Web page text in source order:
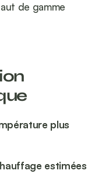
de gamme
plus
estimées